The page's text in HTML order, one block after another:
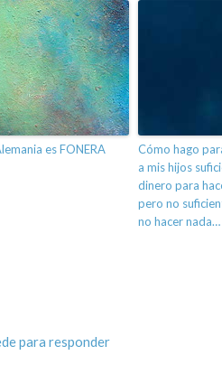
es FONERA
Cómo hago
a mis hijos
dinero para
pero no
no hacer nada…
para responder